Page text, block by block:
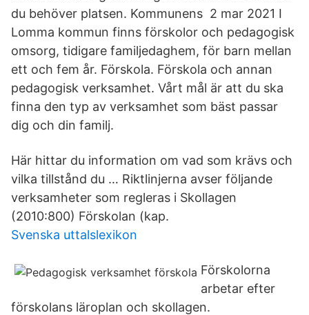
du behöver platsen. Kommunens 2 mar 2021 I
Lomma kommun finns förskolor och pedagogisk
omsorg, tidigare familjedaghem, för barn mellan
ett och fem år. Förskola. Förskola och annan
pedagogisk verksamhet. Vårt mål är att du ska
finna den typ av verksamhet som bäst passar
dig och din familj.
Här hittar du information om vad som krävs och
vilka tillstånd du … Riktlinjerna avser följande
verksamheter som regleras i Skollagen
(2010:800) Förskolan (kap.
Svenska uttalslexikon
Förskolorna
arbetar efter
förskolans läroplan och skollagen.